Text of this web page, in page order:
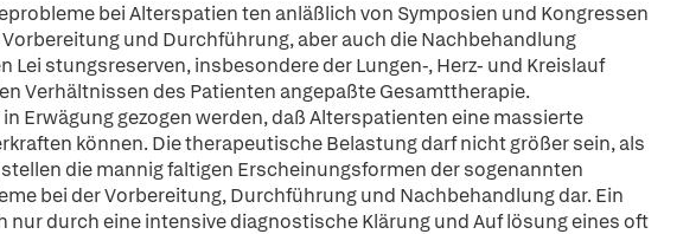
bei Alterspatien ten anläßlich von Symposien und Kongressen
und Durchführung, aber auch die Nachbehandlung
Lei stungsreserven, insbesondere der Lungen-, Herz- und Kreislauf
Verhältnissen des Patienten angepaßte Gesamttherapie.
Erwägung gezogen werden, daß Alterspatienten eine massierte
können. Die therapeutische Belastung darf nicht größer sein, als
die mannig faltigen Erscheinungsformen der sogenannten
bei der Vorbereitung, Durchführung und Nachbehandlung dar. Ein
nur durch eine intensive diagnostische Klärung und Auf lösung eines oft